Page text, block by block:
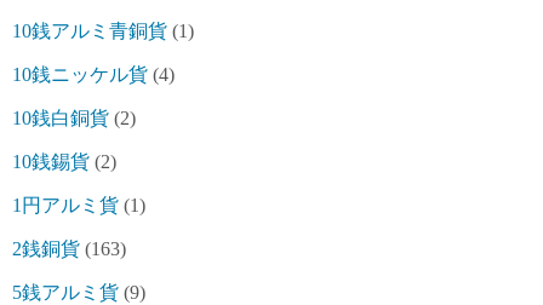
10銭アルミ青銅貨 (1)
10銭ニッケル貨 (4)
10銭白銅貨 (2)
10銭錫貨 (2)
1円アルミ貨 (1)
2銭銅貨 (163)
5銭アルミ貨 (9)